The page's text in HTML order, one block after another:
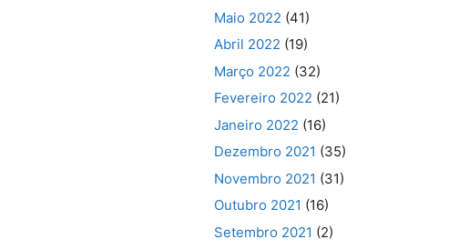
Maio 2022 (41)
Abril 2022 (19)
Março 2022 (32)
Fevereiro 2022 (21)
Janeiro 2022 (16)
Dezembro 2021 (35)
Novembro 2021 (31)
Outubro 2021 (16)
Setembro 2021 (2)